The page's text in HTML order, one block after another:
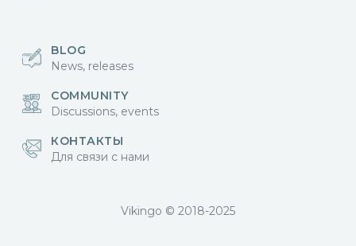
BLOG
News, releases
COMMUNITY
Discussions, events
КОНТАКТЫ
Для связи с нами
Vikingo © 2018-2025